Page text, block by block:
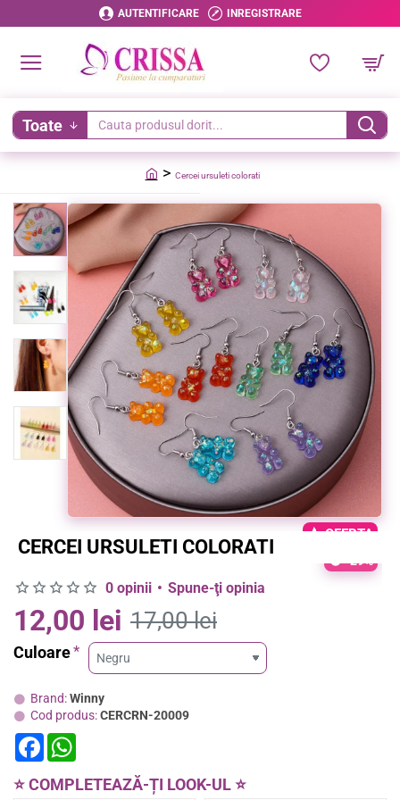
AUTENTIFICARE INREGISTRARE
Toate
Cauta
produsul
Cercei ursuleti colorati
OFERTA
-29%
CERCEI URSULETI COLORATI
Brand:Winny
Cod produs:CERCRN-20009
0 opinii • Spune-ţi opinia
12,00 lei 17,00 lei
Culoare
F
a
e t
⭐ COMPLETEAZĂ-ȚI LOOK-UL ⭐